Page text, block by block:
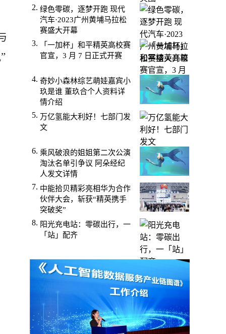
绿色零碳，逐梦开跑 现代
汽车·2023广州黄埔马拉松
赛盛大开幕
「一加杯」和平精英高校赛
官宣，3 月 7 日正式开赛
奇妙小森林综艺萌娃嘉宾小
玖是谁 董玖合个人资料详
情介绍
万亿氢能大利好！七部门发
文
乘风破浪的姐姐第二次公演
淘汰名单引争议 阿朵经纪
人发文详情
中能拾贝精彩亮相华为合作
伙伴大会，斩获“精英携手
突破奖”
阳光充电站：零碳出行，一
「站」配齐